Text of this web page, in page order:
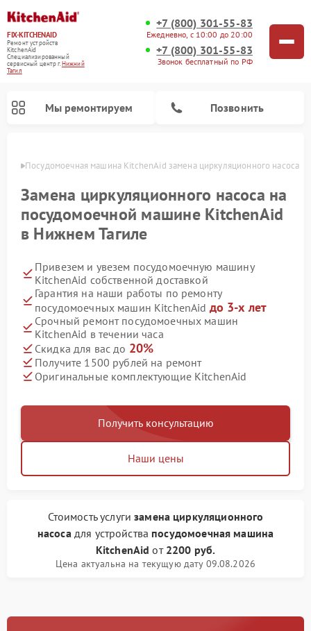
FIX-KITCHENAID
Ремонт устройств
KitchenAid
Специализированный
cервисный центр г.Нижний
Тагил
+7 (800) 301-55-83
Ежедневно, с 10:00 до 20:00
+7 (800) 301-55-83
Звонок бесплатный по РФ
Мы ремонтируем Позвонить
Посудомоечная машина KitchenAid замена циркуляционного насоса
Замена циркуляционного насоса на
посудомоечной машине KitchenAid
в Нижнем Тагиле
Привезем и увезем посудомоечную машину
KitchenAid собственной доставкой
Гарантия на наши работы по ремонту
посудомоечных машин KitchenAid до 3-х лет
Срочный ремонт посудомоечных машин
KitchenAid в течении часа
Скидка для вас до 20%
Получите 1500 рублей на ремонт
Оригинальные комплектующие KitchenAid
Получить консультацию
Наши цены
Стоимость услугизамена циркуляционного
насосадля устройства посудомоечная машина
KitchenAid от 2200 руб.
Цена актуальна на текущую дату 09.08.2026